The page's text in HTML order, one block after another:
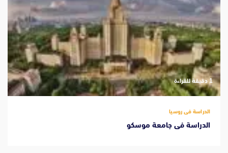
‫1 دقيقة للقراءة
الدراسة فى روسيا
الدراسة فى جامعة موسكو